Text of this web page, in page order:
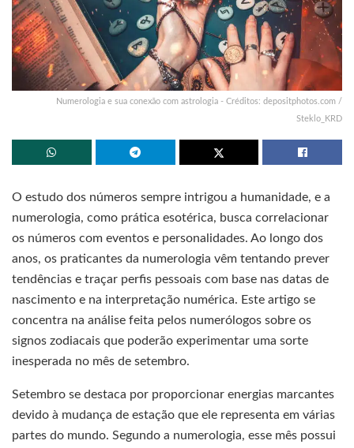
Numerologia e sua conexão com astrologia - Créditos: depositphotos.com /
Steklo_KRD
O estudo dos números sempre intrigou a humanidade, e a
numerologia, como prática esotérica, busca correlacionar
os números com eventos e personalidades. Ao longo dos
anos, os praticantes da numerologia vêm tentando prever
tendências e traçar perfis pessoais com base nas datas de
nascimento e na interpretação numérica. Este artigo se
concentra na análise feita pelos numerólogos sobre os
signos zodiacais que poderão experimentar uma sorte
inesperada no mês de setembro.
Setembro se destaca por proporcionar energias marcantes
devido à mudança de estação que ele representa em várias
partes do mundo. Segundo a numerologia, esse mês possui